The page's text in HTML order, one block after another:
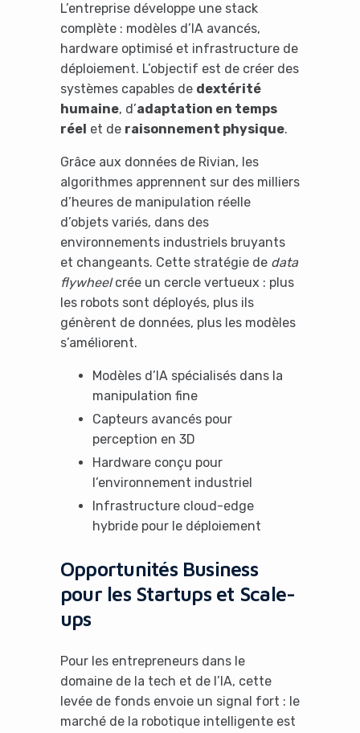
L’entreprise développe une stack
complète : modèles d’IA avancés,
hardware optimisé et infrastructure de
déploiement. L’objectif est de créer des
systèmes capables de dextérité
humaine, d’adaptation en temps
réel et de raisonnement physique.
Grâce aux données de Rivian, les
algorithmes apprennent sur des milliers
d’heures de manipulation réelle
d’objets variés, dans des
environnements industriels bruyants
et changeants. Cette stratégie de data
flywheelcrée un cercle vertueux : plus
les robots sont déployés, plus ils
génèrent de données, plus les modèles
s’améliorent.
Modèles d’IA spécialisés dans la
manipulation fine
Capteurs avancés pour
perception en 3D
Hardware conçu pour
l’environnement industriel
Infrastructure cloud-edge
hybride pour le déploiement
Opportunités Business
pour les Startups et Scale-
ups
Pour les entrepreneurs dans le
domaine de la tech et de l’IA, cette
levée de fonds envoie un signal fort : le
marché de la robotique intelligente est